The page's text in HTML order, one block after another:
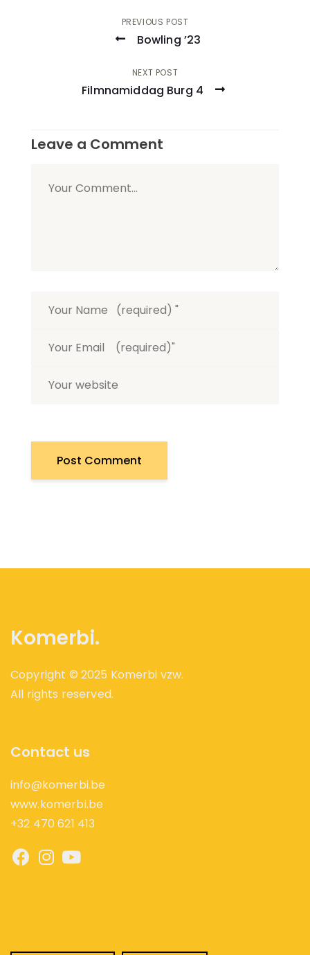
PREVIOUS POST
Bowling ’23
NEXT POST
Filmnamiddag Burg 4
Leave a Comment
Komerbi.
Copyright © 2025 Komerbi vzw.
All rights reserved.
Contact us
info@komerbi.be
www.komerbi.be
+32 470 621 413